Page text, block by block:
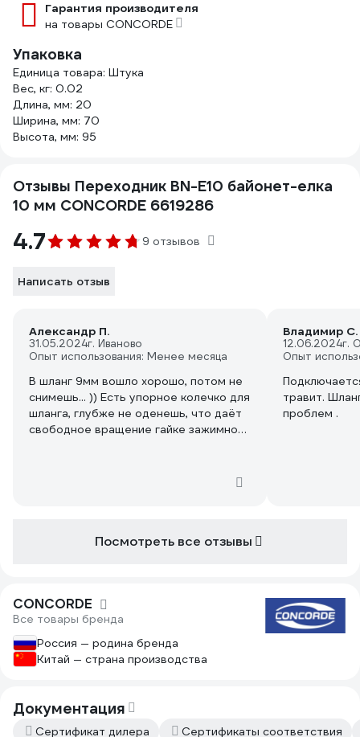
Гарантия производителя
на товары CONCORDE
Упаковка
Единица товара: Штука
Вес, кг: 0.02
Длина, мм: 20
Ширина, мм: 70
Высота, мм: 95
Отзывы Переходник BN-E10 байонет-елка
10 мм CONCORDE 6619286
4.7 9 отзывов
Написать отзыв
Александр П.
31.05.2024г. Иваново
Опыт использования: Менее месяца
В шланг 9мм вошло хорошо, потом не
снимешь... )) Есть упорное колечко для
шланга, глубже не оденешь, что даёт
свободное вращение гайке зажимной.
Владимир С.
12.06.2024г.
Опыт
травит.
проблем .
Посмотреть все отзывы
CONCORDE
Все товары бренда
Россия — родина бренда
Китай — страна производства
Документация
Сертификат дилера Сертификаты соответствия